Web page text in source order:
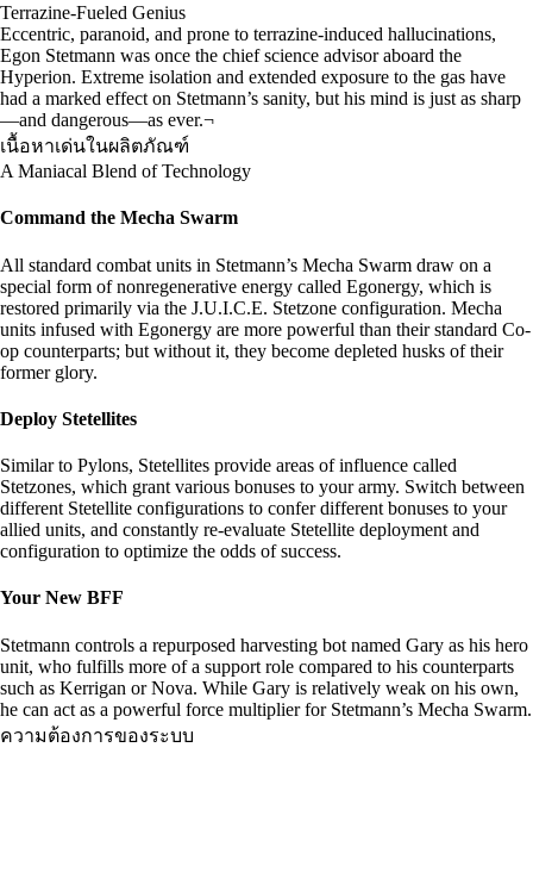
Terrazine-Fueled Genius
Eccentric, paranoid, and prone to terrazine-induced hallucinations,
Egon Stetmann was once the chief science advisor aboard the
Hyperion. Extreme isolation and extended exposure to the gas have
had a marked effect on Stetmann’s sanity, but his mind is just as sharp
—and dangerous—as ever.¬
เนื้อหาเด่นในผลิตภัณฑ์
A Maniacal Blend of Technology
Command the Mecha Swarm
All standard combat units in Stetmann’s Mecha Swarm draw on a
special form of nonregenerative energy called Egonergy, which is
restored primarily via the J.U.I.C.E. Stetzone configuration. Mecha
units infused with Egonergy are more powerful than their standard Co-
op counterparts; but without it, they become depleted husks of their
former glory.
Deploy Stetellites
Similar to Pylons, Stetellites provide areas of influence called
Stetzones, which grant various bonuses to your army. Switch between
different Stetellite configurations to confer different bonuses to your
allied units, and constantly re-evaluate Stetellite deployment and
configuration to optimize the odds of success.
Your New BFF
Stetmann controls a repurposed harvesting bot named Gary as his hero
unit, who fulfills more of a support role compared to his counterparts
such as Kerrigan or Nova. While Gary is relatively weak on his own,
he can act as a powerful force multiplier for Stetmann’s Mecha Swarm.
ความต้องการของระบบ